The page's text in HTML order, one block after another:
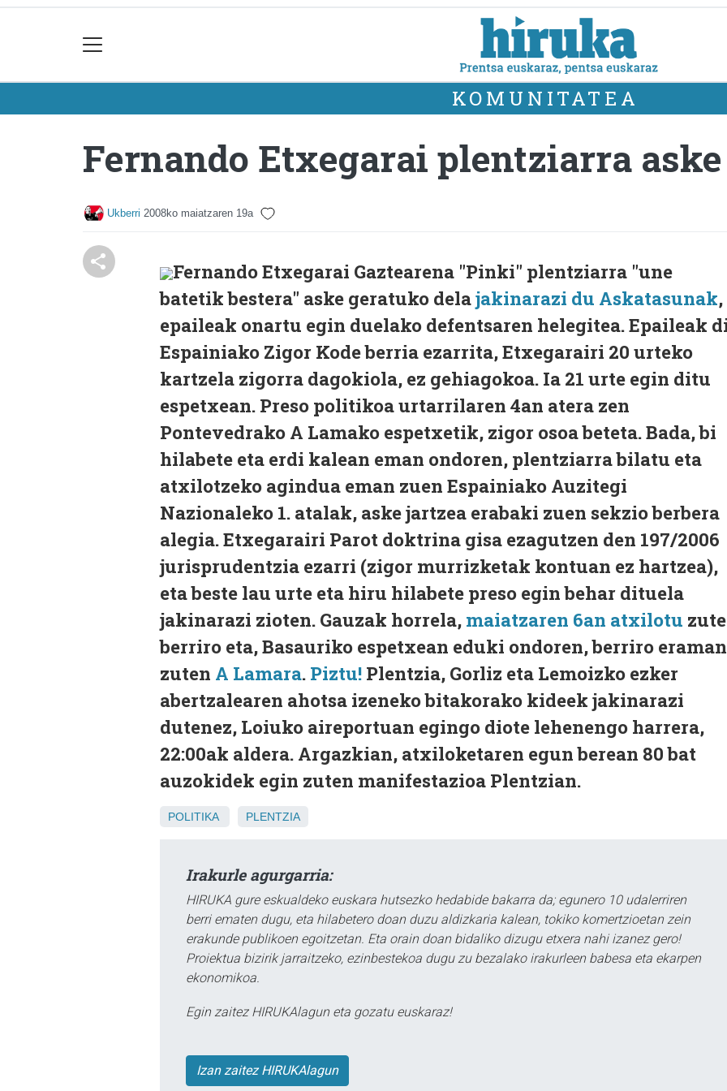
KOMUNITATEA
Fernando Etxegarai plentziarra
Ukberri 2008ko maiatzaren 19a
Fernando Etxegarai Gaztearena "Pinki" plentziarra "une
batetik bestera" aske geratuko delajakinarazi du Askatasunak,
epaileak onartu egin duelako defentsaren helegitea. Epaileak
Espainiako Zigor Kode berria ezarrita, Etxegarairi 20 urteko
kartzela zigorra dagokiola, ez gehiagokoa. Ia 21 urte egin ditu
espetxean. Preso politikoa urtarrilaren 4an atera zen
Pontevedrako A Lamako espetxetik, zigor osoa beteta. Bada, bi
hilabete eta erdi kalean eman ondoren, plentziarra bilatu eta
atxilotzeko agindua eman zuen Espainiako Auzitegi
Nazionaleko 1. atalak, aske jartzea erabaki zuen sekzio berbera
alegia. Etxegarairi Parot doktrina gisa ezagutzen den 197/2006
jurisprudentzia ezarri (zigor murrizketak kontuan ez hartzea),
eta beste lau urte eta hiru hilabete preso egin behar dituela
jakinarazi zioten. Gauzak horrela, maiatzaren 6an atxilotu
berriro eta, Basauriko espetxean eduki ondoren, berriro eraman
zuten A Lamara. Piztu! Plentzia, Gorliz eta Lemoizko ezker
abertzalearen ahotsa izeneko bitakorako kideek jakinarazi
dutenez, Loiuko aireportuan egingo diote lehenengo harrera,
22:00ak aldera. Argazkian, atxiloketaren egun berean 80 bat
auzokidek egin zuten manifestazioa Plentzian.
POLITIKA PLENTZIA
Irakurle agurgarria:
HIRUKA gure eskualdeko euskara hutsezko hedabide bakarra da; egunero 10 udalerriren
berri ematen dugu, eta hilabetero doan duzu aldizkaria kalean, tokiko komertzioetan zein
erakunde publikoen egoitzetan. Eta orain doan bidaliko dizugu etxera nahi izanez gero!
Proiektua bizirik jarraitzeko, ezinbestekoa dugu zu bezalako irakurleen babesa eta ekarpen
ekonomikoa.
Egin zaitez HIRUKAlagun eta gozatu euskaraz!
Izan zaitez HIRUKAlagun